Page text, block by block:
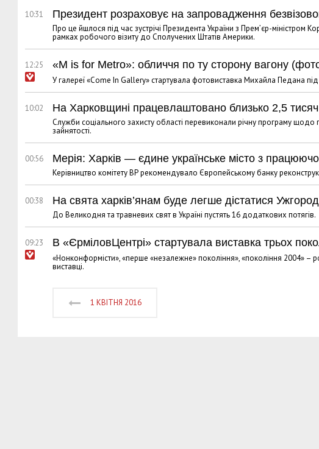
10:31 Президент розраховує на запровадження
Про це йшлося під час зустрічі Президента України з Прем’єр-
рамках робочого візиту до Сполучених Штатів Америки.
12:25 «M is for Metro»: обличчя по ту сторону вагону
У галереї «Come In Gallery» стартувала фотовиставка Михайла Педана
10:02 На Харковщині працевлаштовано близько 2,5
Служби соціального захисту області перевиконали річну програму
зайнятості.
00:56 Мерія: Харків — єдине українське місто з
Керівництво комітету ВР рекомендувало Європейському банку
00:38 На свята харків’янам буде легше дістатися
До Великодня та травневих свят в Україні пустять 16 додаткових потягів.
09:23 В «ЄрміловЦентрі» стартувала виставка трьох
«Нонконформісти», «перше «незалежне» покоління», «покоління 2004» –
виставці.
1 КВІТНЯ 2016